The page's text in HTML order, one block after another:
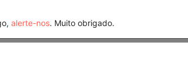
alerte-nos. Muito obrigado.